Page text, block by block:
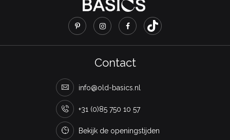
Contact
info@old-basics.nl
+31 (0)85 750 10 57
Bekijk de openingstijden